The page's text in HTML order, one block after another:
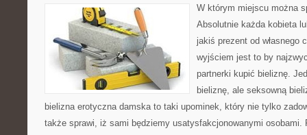
W którym miejscu można
Absolutnie każda kobieta
jakiś prezent od własnego
wyjściem jest to by
partnerki kupić bieliznę.
bieliznę, ale seksowną
bielizna erotyczna damska to taki upominek, który nie tylko
także sprawi, iż sami będziemy usatysfakcjonowanymi